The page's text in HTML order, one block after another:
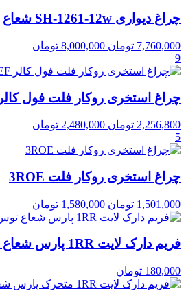
چراغ دیواری SH-1261-12w شعاع
7,760,000 تومان 8,000,000 تومان
9
چراغ استخری روکار فلت فول کالر 9ROEF
2,256,800 تومان 2,480,000 تومان
5
چراغ استخری روکار فلت 3ROE
1,501,000 تومان 1,580,000 تومان
فریم دارک لایت 1RR پارس شعاع توس (قاب هالوژن)
180,000 تومان